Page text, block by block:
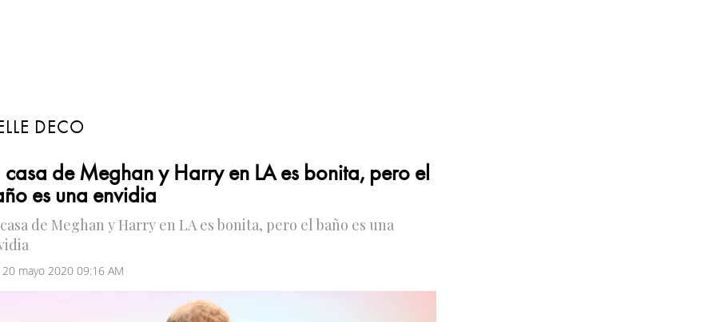
DECO
casa de Meghan y Harry en LA es bonita, pero el
es una envidia
de Meghan y Harry en LA es bonita, pero el baño es una
mayo 2020 09:16 AM